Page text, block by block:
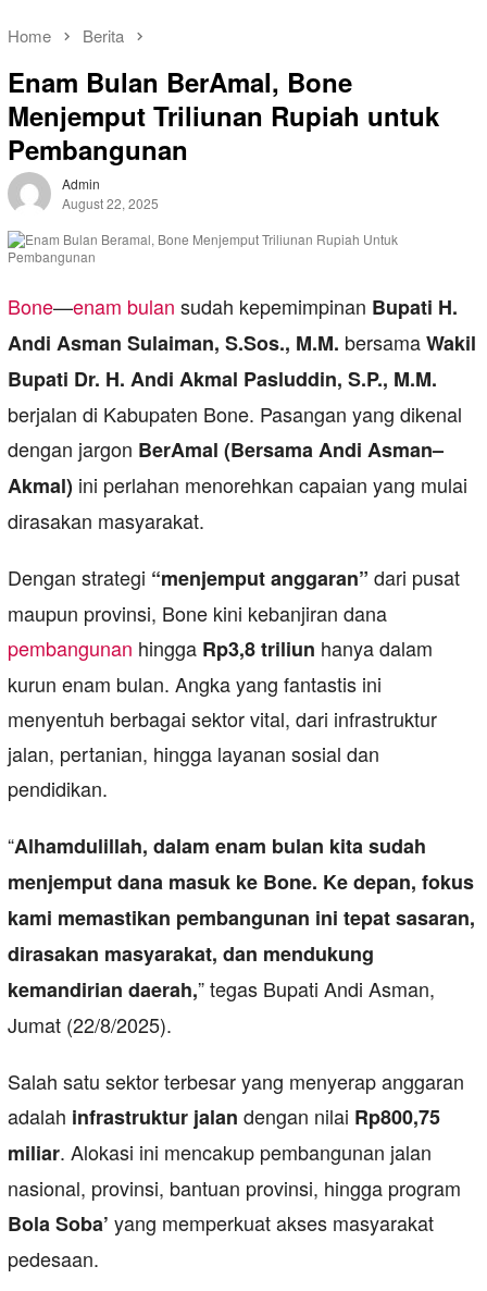
Home Berita
Enam Bulan BerAmal, Bone
Menjemput Triliunan Rupiah untuk
Pembangunan
Admin
August 22, 2025
Bone—enam bulan sudah kepemimpinan Bupati H.
Andi Asman Sulaiman, S.Sos., M.M. bersamaWakil
Bupati Dr. H. Andi Akmal Pasluddin, S.P., M.M.
berjalan di Kabupaten Bone. Pasangan yang dikenal
dengan jargon BerAmal (Bersama Andi Asman–
Akmal) ini perlahan menorehkan capaian yang mulai
dirasakan masyarakat.
Dengan strategi “menjemput anggaran” dari pusat
maupun provinsi, Bone kini kebanjiran dana
pembangunan hingga Rp3,8 triliun hanya dalam
kurun enam bulan. Angka yang fantastis ini
menyentuh berbagai sektor vital, dari infrastruktur
jalan, pertanian, hingga layanan sosial dan
pendidikan.
“Alhamdulillah, dalam enam bulan kita sudah
menjemput dana masuk ke Bone. Ke depan, fokus
kami memastikan pembangunan ini tepat sasaran,
dirasakan masyarakat, dan mendukung
kemandirian daerah,” tegas Bupati Andi Asman,
Jumat (22/8/2025).
Salah satu sektor terbesar yang menyerap anggaran
adalah infrastruktur jalan dengan nilai Rp800,75
miliar. Alokasi ini mencakup pembangunan jalan
nasional, provinsi, bantuan provinsi, hingga program
Bola Soba’ yang memperkuat akses masyarakat
pedesaan.